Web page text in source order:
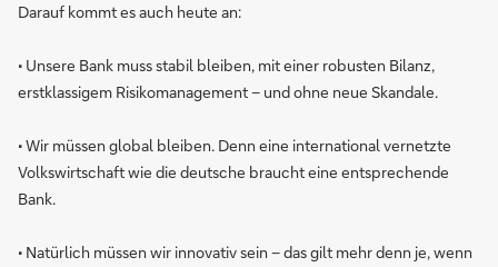
Darauf kommt es auch heute an:
• Unsere Bank muss stabil bleiben, mit einer robusten Bilanz,
erstklassigem Risikomanagement – und ohne neue Skandale.
• Wir müssen global bleiben. Denn eine international vernetzte
Volkswirtschaft wie die deutsche braucht eine entsprechende
Bank.
• Natürlich müssen wir innovativ sein – das gilt mehr denn je, wenn